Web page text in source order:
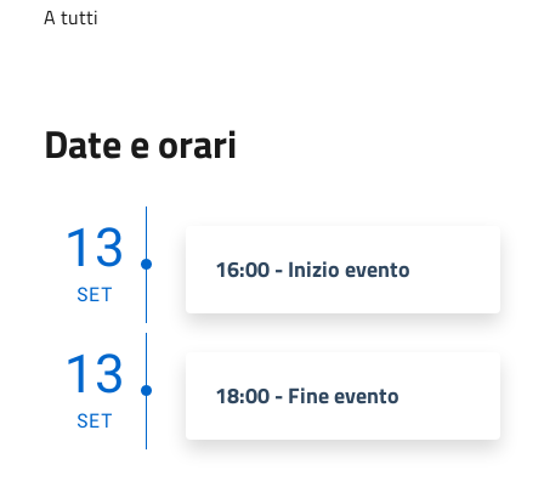
A tutti
Date e orari
13
SET
16:00 - Inizio evento
13
SET
18:00 - Fine evento